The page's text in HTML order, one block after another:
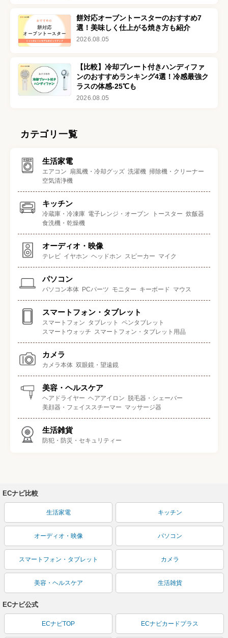
餅対応オーブントースターのおすすめ7
選！美味しく仕上がる焼き方も紹介
2026.08.05
【比較】冷却プレート付きハンディファ
ンのおすすめランキング4選！冷感最強ク
ラスの体感-25℃も
2026.08.05
カテゴリ一覧
生活家電
エアコン 扇風機・冷却グッズ 洗濯機 掃除機・クリーナー
空気清浄機
キッチン
冷蔵庫・冷凍庫 電子レンジ・オーブン トースター 炊飯器
食洗機・乾燥機
オーディオ・映像
テレビ イヤホン ヘッドホン スピーカー マイク
パソコン
パソコン本体 PCパーツ モニター キーボード マウス
スマートフォン・タブレット
スマートフォン タブレット
ペンタブレット
スマートウォッチ スマートフォン・タブレット用品
カメラ
カメラ本体 双眼鏡・望遠鏡
美容・ヘルスケア
ヘアドライヤー ヘアアイロン
脱毛器・シェーバー
美顔器・フェイススチーマー マッサージ器
生活雑貨
防犯・防災・セキュリティー
ECナビ比較
生活家電 キッチン
オーディオ・映像 パソコン
スマートフォン・タブレット カメラ
美容・ヘルスケア 生活雑貨
ECナビ公式
ECナビTOP ECナビカードプラス